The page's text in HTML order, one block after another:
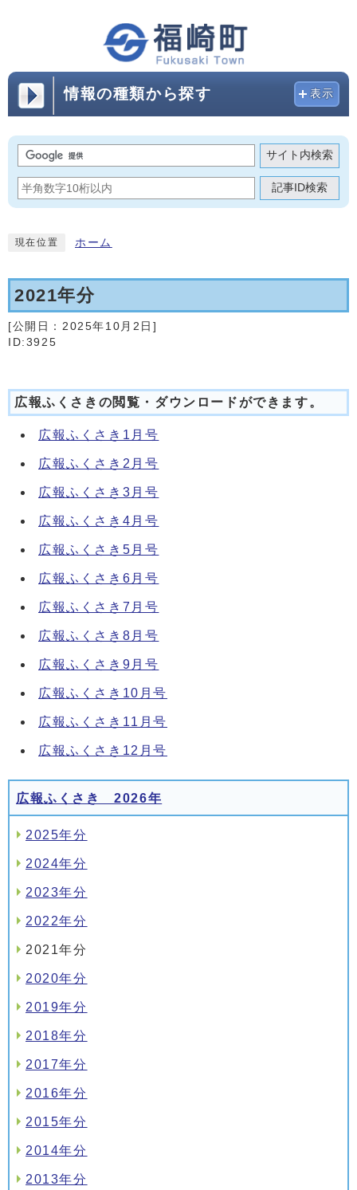
情報の種類から探す 表示
サイト内検索
記事ID検索
現在位置 ホーム
2021年分
[公開日： 2025年10月2日 ]
ID:3925
広報ふくさきの閲覧・ダウンロードができます。
広報ふくさき1月号
広報ふくさき2月号
広報ふくさき3月号
広報ふくさき4月号
広報ふくさき5月号
広報ふくさき6月号
広報ふくさき7月号
広報ふくさき8月号
広報ふくさき9月号
広報ふくさき10月号
広報ふくさき11月号
広報ふくさき12月号
広報ふくさき 2026年
2025年分
2024年分
2023年分
2022年分
2021年分
2020年分
2019年分
2018年分
2017年分
2016年分
2015年分
2014年分
2013年分